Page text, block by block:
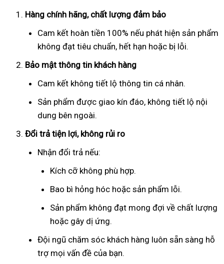
Hàng chính hãng, chất lượng đảm bảo
Cam kết hoàn tiền 100% nếu phát hiện sản phẩm
không đạt tiêu chuẩn, hết hạn hoặc bị lỗi.
Bảo mật thông tin khách hàng
Cam kết không tiết lộ thông tin cá nhân.
Sản phẩm được giao kín đáo, không tiết lộ nội
dung bên ngoài.
Đổi trả tiện lợi, không rủi ro
Nhận đổi trả nếu:
Kích cỡ không phù hợp.
Bao bì hỏng hóc hoặc sản phẩm lỗi.
Sản phẩm không đạt mong đợi về chất lượng
hoặc gây dị ứng.
Đội ngũ chăm sóc khách hàng luôn sẵn sàng hỗ
trợ mọi vấn đề của bạn.